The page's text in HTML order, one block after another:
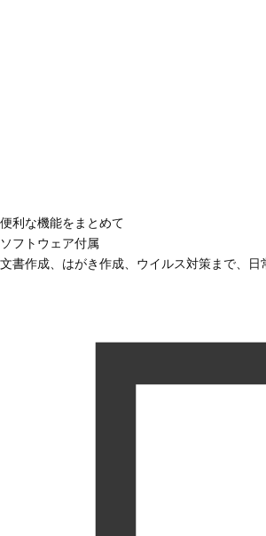
便利な機能をまとめて
ソフトウェア付属
文書作成、はがき作成、ウイルス対策まで、